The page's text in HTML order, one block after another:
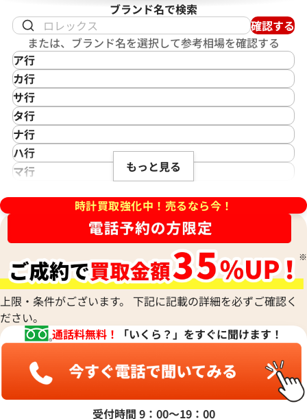
イトジャスト 41 126303 ス
格
点の参考買取価格です
ロレックス デイトジャスト
ホワイトシェル文字盤
参考買取価格
1,970,000
※2026年1月時点の参考買取価
ブランド名で検索
確認する
または、ブランド名を選択して参考相場を確認する
ア行
IKEPOD
アイクポッド
IWC
アイダブリューシー
Azimuth
アジムース
ANONIMO
Alain Silberstein
アラン・シルベスタイン
Armand Nicolet
アルマン・ニコレ
WALTHAM
ウォルサム
HUBLOT
ウブロ
ETERNA
エテルナ
EDOX
エドックス
EBERHARD
カ行
CASIO
カシオ
Cartier
カルティエ
Gaga Milano
ガガミラノ
Quinting
クインティング
Cuervo y Sobrinos
クエルボ・イ・ソブリノス
CVSTOS
クストス
Chronoswiss
クロノスイス
GUCCI
グッチ
Graham
グラハム
Grand Seiko
グランドセイコー
サ行
Saint Laurent
サンローラン
Shellman
シェルマン
CITIZEN
シチズン
Chopard
ショパール
CHAUMET
ショーメ
Jacob & Co.
ジェイコブ
Gerald Genta
ジェラルド・ジェンタ
Jaeger-LeCoultre
タ行
TAG Heuer
タグ・ホイヤー
Daniel Roth
ダニエル・ロート
TUDOR
チューダー(チュードル)
ティファニー
Dior
ディオール
ナ行
NOMOS Glashütte
ノモス グラスヒュッテ
ハ行
Hamilton
Harry Winston
ハリー・ウィンストン
Patek Philippe
Panerai
パネライ
Parmigiani Fleurier
パルミジャーニ・フルリエ
Piaget
PIERRE KUNZ
ピエール・クンツ
FRANCK MULLER
マ行
MAURICE LACROIX
モーリス・ラクロア
RALPH LAUREN
ラルフ ローレン
リシャール・ミル
Louis Vuitton
ルイ・ヴィトン
Luminox
ルミノックス
Ressence
ROGER DUBUIS
ロジェ・デュブイ
ROLEX
もっと見る
時計買取強化中！売るなら今！
上限・条件がございます。 下記に記載の詳細を必ずご確認く
ださい。
通話料無料！
「いくら？」をすぐに聞けます！
受付時間 9：00〜19：00